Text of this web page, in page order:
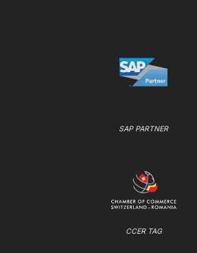
SAP PARTNER
CCER TAG